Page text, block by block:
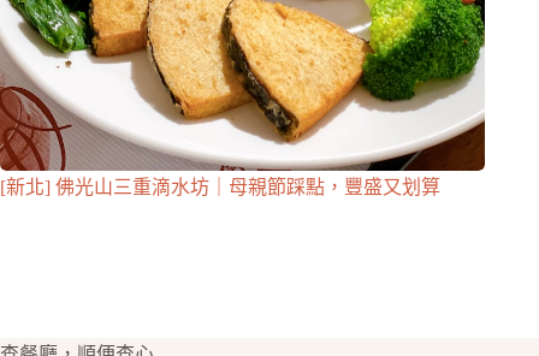
[新北] 佛光山三重滴水坊｜母親節踩點，豐盛又划算